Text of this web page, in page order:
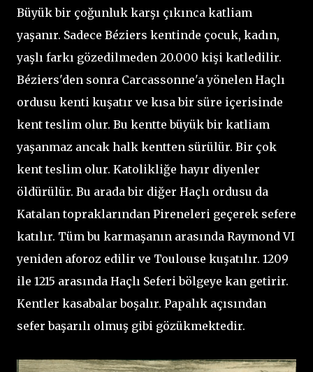
Büyük bir çoğunluk karşı çıkınca katliam
yaşanır. Sadece Béziers kentinde çocuk, kadın,
yaşlı farkı gözedilmeden 20.000 kişi katledilir.
Béziers'den sonra Carcassonne'a yönelen Haçlı
ordusu kenti kuşatır ve kısa bir süre içerisinde
kent teslim olur. Bu kentte büyük bir katliam
yaşanmaz ancak halk kentten sürülür. Bir çok
kent teslim olur. Katolikliğe hayır diyenler
öldürülür. Bu arada bir diğer Haçlı ordusu da
Katalan topraklarından Pireneleri geçerek sefere
katılır. Tüm bu karmaşanın arasında Raymond VI
yeniden aforoz edilir ve Toulouse kuşatılır. 1209
ile 1215 arasında Haçlı Seferi bölgeye kan getirir.
Kentler kasabalar boşalır. Papalık açısından
sefer başarılı olmuş gibi gözükmektedir.